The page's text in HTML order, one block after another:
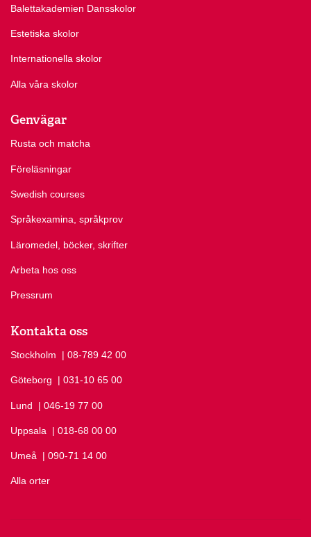
Balettakademien Dansskolor
Estetiska skolor
Internationella skolor
Alla våra skolor
Genvägar
Rusta och matcha
Föreläsningar
Swedish courses
Språkexamina, språkprov
Läromedel, böcker, skrifter
Arbeta hos oss
Pressrum
Kontakta oss
Stockholm Ring Stockholm på
| 08-789 42 00
Göteborg Ring Göteborg på
| 031-10 65 00
Lund Ring Lund på
| 046-19 77 00
Uppsala Ring Uppsala på
| 018-68 00 00
Umeå Ring Umeå på
| 090-71 14 00
Alla orter